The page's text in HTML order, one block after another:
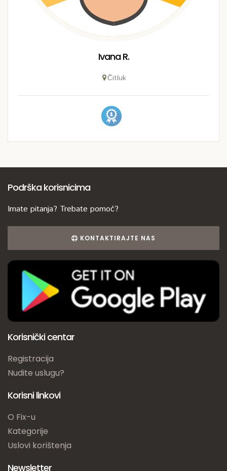
Ivana R.
Čitluk
Podrška korisnicima
Imate pitanja? Trebate pomoć?
KONTAKTIRAJTE NAS
Korisnički centar
Registracija
Nudite uslugu?
Korisni linkovi
O Fix-u
Kategorije
Uslovi korištenja
Newsletter